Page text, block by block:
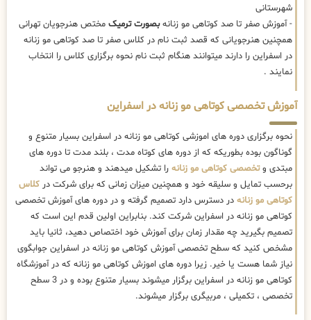
شهرستانی
- آموزش صفر تا صد کوتاهی مو زنانهبصورت ترمیک مختص هنرجویان تهرانی
همچنین هنرجویانی که قصد ثبت نام در کلاس صفر تا صد کوتاهی مو زنانه
در اسفراین را دارند میتوانند هنگام ثبت نام نحوه برگزاری کلاس را انتخاب
نمایند .
آموزش تخصصی کوتاهی مو زنانه در اسفراین
نحوه برگزاری دوره های اموزشی کوتاهی مو زنانه در اسفراین بسیار متنوع و
گوناگون بوده بطوریکه که از دوره های کوتاه مدت ، بلند مدت تا دوره های
مبتدی وتخصصی کوتاهی مو زنانه را تشکیل میدهند و هنرجو می تواند
برحسب تمایل و سلیقه خود و همچنین میزان زمانی که برای شرکت در کلاس
کوتاهی مو زنانه در دسترس دارد تصمیم گرفته و در دوره های آموزش تخصصی
کوتاهی مو زنانه در اسفراین شرکت کند. بنابراین اولین قدم این است که
تصمیم بگیرید چه مقدار زمان برای آموزش خود اختصاص دهید، ثانیا باید
مشخص کنید که سطح تخصصی آموزش کوتاهی مو زنانه در اسفراین جوابگوی
نیاز شما هست یا خیر. زیرا دوره های اموزش کوتاهی مو زنانه که در آموزشگاه
کوتاهی مو زنانه در اسفراین برگزار میشوند بسیار متنوع بوده و در 3 سطح
تخصصی ، تکمیلی ، مربیگری برگزار میشوند.